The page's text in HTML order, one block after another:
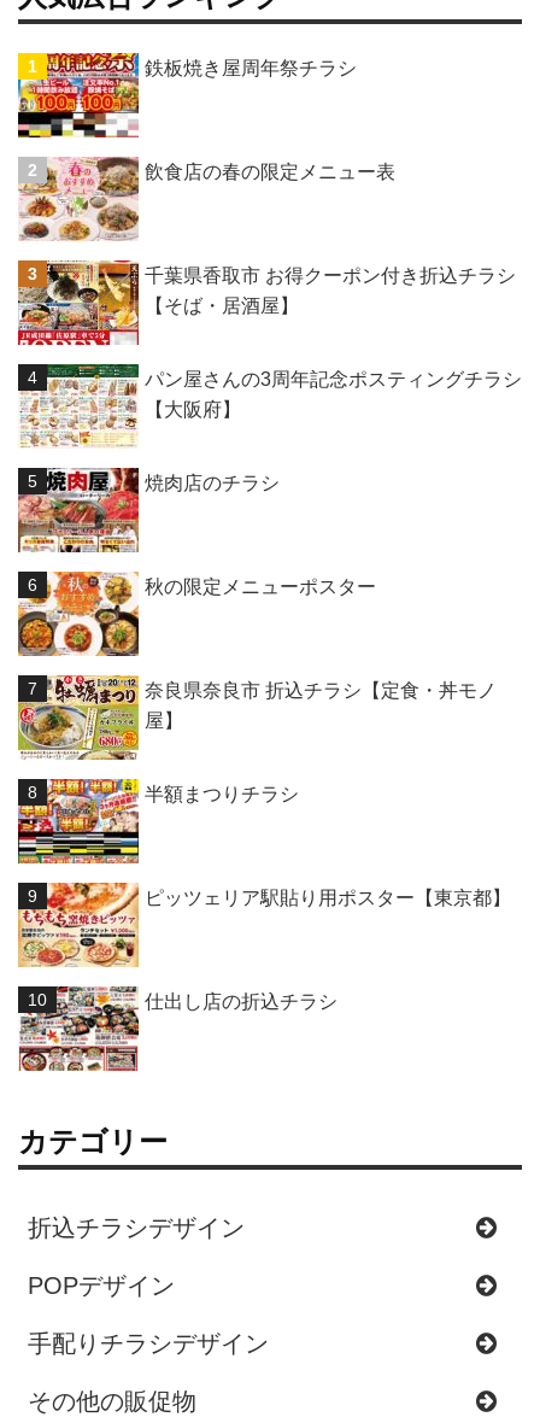
鉄板焼き屋周年祭チラシ
飲食店の春の限定メニュー表
千葉県香取市 お得クーポン付き折込チラシ
【そば・居酒屋】
パン屋さんの3周年記念ポスティングチラシ
【大阪府】
焼肉店のチラシ
秋の限定メニューポスター
奈良県奈良市 折込チラシ【定食・丼モノ
屋】
半額まつりチラシ
ピッツェリア駅貼り用ポスター【東京都】
仕出し店の折込チラシ
カテゴリー
折込チラシデザイン
POPデザイン
手配りチラシデザイン
その他の販促物